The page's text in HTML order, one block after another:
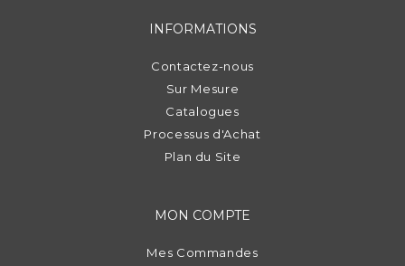
INFORMATIONS
Contactez-nous
Sur Mesure
Catalogues
Processus d'Achat
Plan du Site
MON COMPTE
Mes Commandes